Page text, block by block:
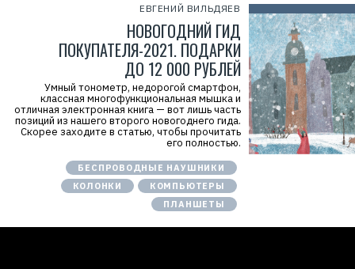
ЕВГЕНИЙ ВИЛЬДЯЕВ
НОВОГОДНИЙ ГИД
ПОКУПАТЕЛЯ-2021. ПОДАРКИ
ДО 12 000 РУБЛЕЙ
Умный тонометр, недорогой смартфон,
классная многофункциональная мышка и
отличная электронная книга — вот лишь часть
позиций из нашего второго новогоднего гида.
Скорее заходите в статью, чтобы прочитать
его полностью.
БЕСПРОВОДНЫЕ НАУШНИКИ
КОЛОНКИ
КОМПЬЮТЕРЫ
ПЛАНШЕТЫ